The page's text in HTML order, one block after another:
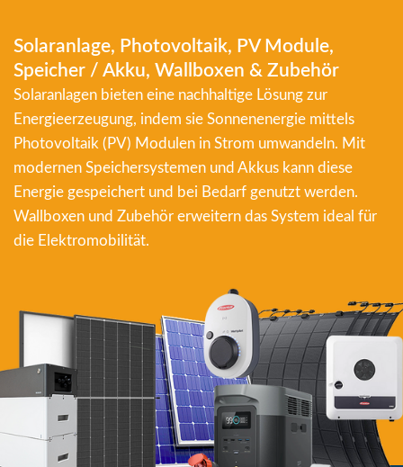
Solaranlage, Photovoltaik, PV Module,
Speicher / Akku, Wallboxen & Zubehör
Solaranlagen bieten eine nachhaltige Lösung zur
Energieerzeugung, indem sie Sonnenenergie mittels
Photovoltaik (PV) Modulen in Strom umwandeln. Mit
modernen Speichersystemen und Akkus kann diese
Energie gespeichert und bei Bedarf genutzt werden.
Wallboxen und Zubehör erweitern das System ideal für
die Elektromobilität.